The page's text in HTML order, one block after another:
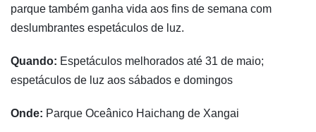
parque também ganha vida aos fins de semana com
deslumbrantes espetáculos de luz.
Quando: Espetáculos melhorados até 31 de maio;
espetáculos de luz aos sábados e domingos
Onde: Parque Oceânico Haichang de Xangai